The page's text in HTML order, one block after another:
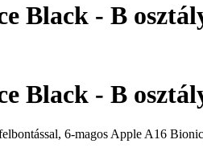
Black - B
Black - B
6-magos Apple A16